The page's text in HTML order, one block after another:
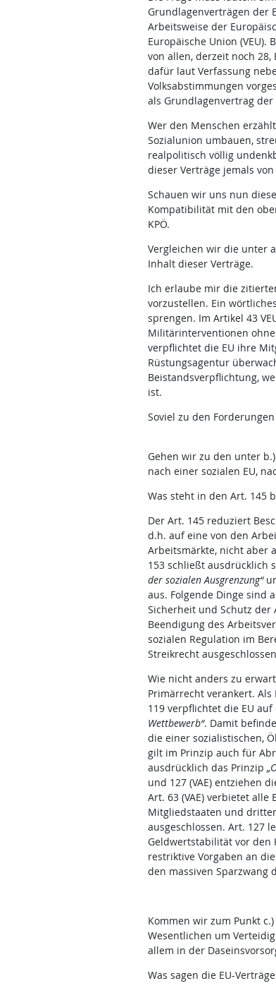
Grundlagenverträgen der
Arbeitsweise der
Europäische Union
von allen, derzeit noch
dafür laut Verfassung
Volksabstimmungen
als Grundlagenvertrag der
Wer den Menschen
Sozialunion umbauen,
realpolitisch völlig
dieser Verträge jemals
Schauen wir uns nun
Kompatibilität mit den
KPÖ.
Vergleichen wir die unter
Inhalt dieser Verträge.
Ich erlaube mir die
vorzustellen. Ein
sprengen. Im Artikel 43
Militärinterventionen
verpflichtet die EU ihre
Rüstungsagentur
Beistandsverpflichtung,
ist.
Soviel zu den
Gehen wir zu den unter
nach einer sozialen EU,
Was steht in den Art. 145
Der Art. 145 reduziert
d.h. auf eine von den
Arbeitsmärkte, nicht aber
153 schließt ausdrücklich
der sozialen Ausgrenzung“
aus. Folgende Dinge sind
Sicherheit und Schutz
Beendigung des
sozialen Regulation im
Streikrecht
Wie nicht anders zu
Primärrecht verankert. Als
119 verpflichtet die EU auf
Wettbewerb“. Damit
die einer sozialistischen,
gilt im Prinzip auch für
ausdrücklich das Prinzip
und 127 (VAE) entziehen
Art. 63 (VAE) verbietet
Mitgliedstaaten und
ausgeschlossen. Art. 127
Geldwertstabilität vor den
restriktive Vorgaben an
den massiven
Kommen wir zum Punkt
Wesentlichen um
allem in der
Was sagen die EU-